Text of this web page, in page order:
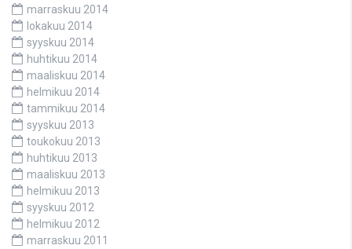
marraskuu 2014
lokakuu 2014
syyskuu 2014
huhtikuu 2014
maaliskuu 2014
helmikuu 2014
tammikuu 2014
syyskuu 2013
toukokuu 2013
huhtikuu 2013
maaliskuu 2013
helmikuu 2013
syyskuu 2012
helmikuu 2012
marraskuu 2011